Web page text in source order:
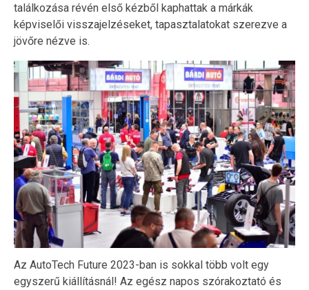
találkozása révén első kézből kaphattak a márkák
képviselői visszajelzéseket, tapasztalatokat szerezve a
jövőre nézve is.
Az AutoTech Future 2023-ban is sokkal több volt egy
egyszerű kiállításnál! Az egész napos szórakoztató és